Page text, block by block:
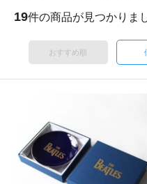
19件の商品が見つかりま
おすすめ順